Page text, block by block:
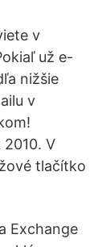
v
už e-
nižšie
v
V
tlačítko
Exchange